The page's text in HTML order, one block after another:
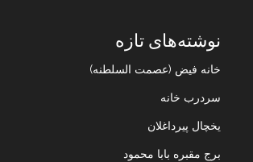
نوشته‌های تازه
خانه فیض (عصمت السلطنه)
سردرب خانه
یخچال پیرداغلان
برج مقبره بابا محمود